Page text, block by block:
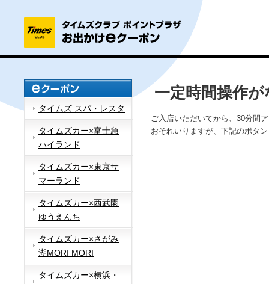
タイムズ スパ・レスタ
タイムズカー×富士急
ハイランド
タイムズカー×東京サ
マーランド
タイムズカー×西武園
ゆうえんち
タイムズカー×さがみ
湖MORI MORI
タイムズカー×横浜・
一定時間操作
ご入店いただいてから、30分間
おそれいりますが、下記のボタ